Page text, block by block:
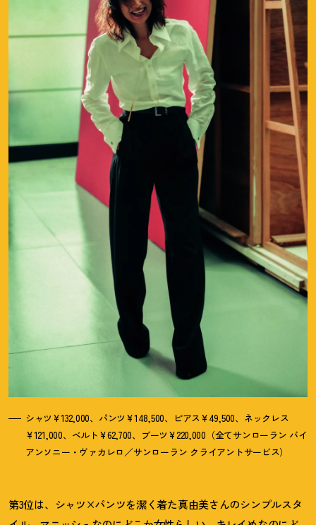
シャツ¥132,000、パンツ¥148,500、ピアス¥49,500、ネックレス
¥121,000、ベルト¥62,700、ブーツ¥220,000（全てサンローラン バイ
アンソニー・ヴァカレロ／サンローラン クライアントサービス）
第3位は、シャツ×パンツを潔く着た真由美さんのシンプルスタ